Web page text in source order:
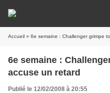
Accueil » 6e semaine : Challenger grimpe
6e semaine :
accuse un retard
Publié le 12/02/2008 à 20:55